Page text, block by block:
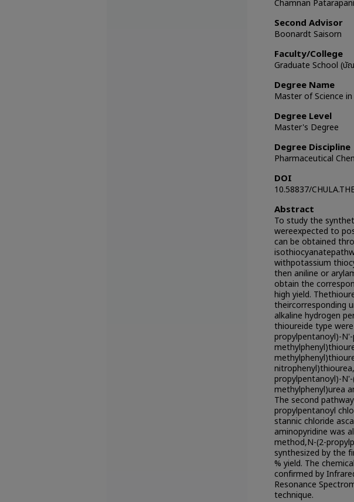
Chamnan
Second Advisor
Boonardt Saisorn
Faculty/College
Graduate School (บั
Degree Name
Master of Science
Degree Level
Master's Degree
Degree Discipline
Pharmaceutical
DOI
10.58837/
Abstract
To study the
wereexpected to
can be obtained
withpotassium
then aniline or
obtain the
high yield.
theircorresponding
alkaline hydrogen
thioureide type
propylpentanoyl)-
propylpentanoyl)-
methylphenyl)urea
The second
propylpentanoyl
stannic chloride
aminopyridine was
method,N-(2-
synthesized by the
% yield. The
confirmed by
Resonance
technique.